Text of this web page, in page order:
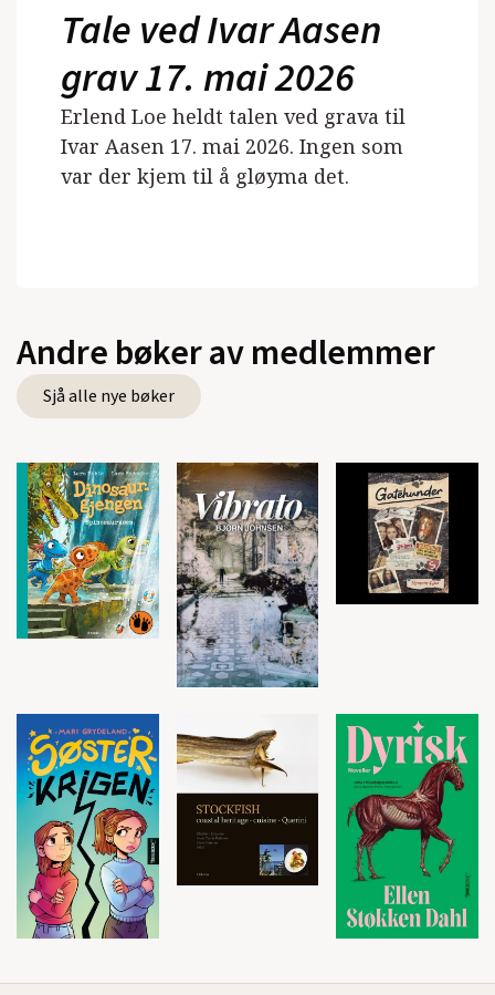
Tale ved Ivar Aasen
grav 17. mai 2026
Erlend Loe heldt talen ved grava til
Ivar Aasen 17. mai 2026. Ingen som
var der kjem til å gløyma det.
Andre bøker av medlemmer
Sjå alle nye bøker